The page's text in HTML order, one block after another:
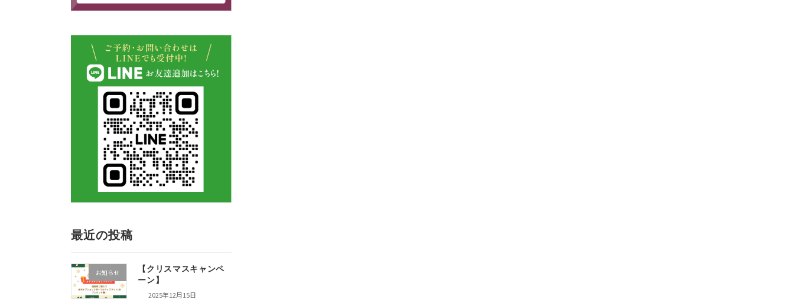
最近の投稿
お知らせ
【クリスマスキャンペ
ーン】
2025年12月15日